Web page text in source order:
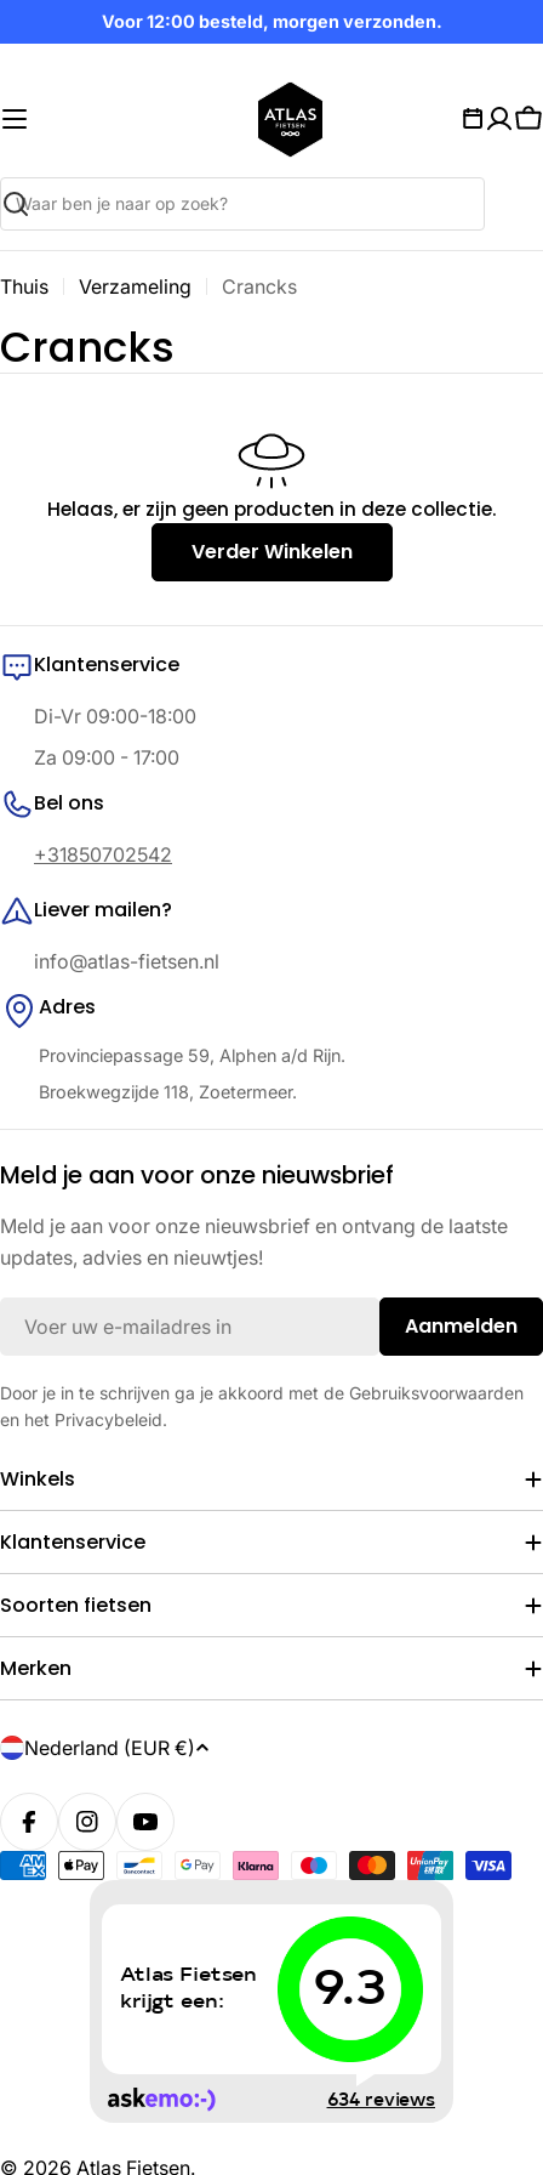
naar
Voor 12:00 besteld, morgen verzonden.
Zoekopdracht
Thuis Verzameling Crancks
V
e
n
:
Crancks
Helaas, er zijn geen producten in deze collectie.
Verder Winkelen
Klantenservice
Di-Vr 09:00-18:00
Za 09:00 - 17:00
Bel ons
+31850702542
Liever mailen?
info@atlas-fietsen.nl
Adres
Provinciepassage 59, Alphen a/d Rijn.
Broekwegzijde 118, Zoetermeer.
Meld je aan voor onze nieuwsbrief
Meld je aan voor onze nieuwsbrief en ontvang de laatste
updates, advies en nieuwtjes!
Aanmelden
Door je in te schrijven ga je akkoord met de Gebruiksvoorwaarden
en het Privacybeleid.
Winkels
Klantenservice
Soorten fietsen
Merken
L
n
d
/
Nederland (EUR €)
Betaalmethoden
© 2026 Atlas Fietsen.